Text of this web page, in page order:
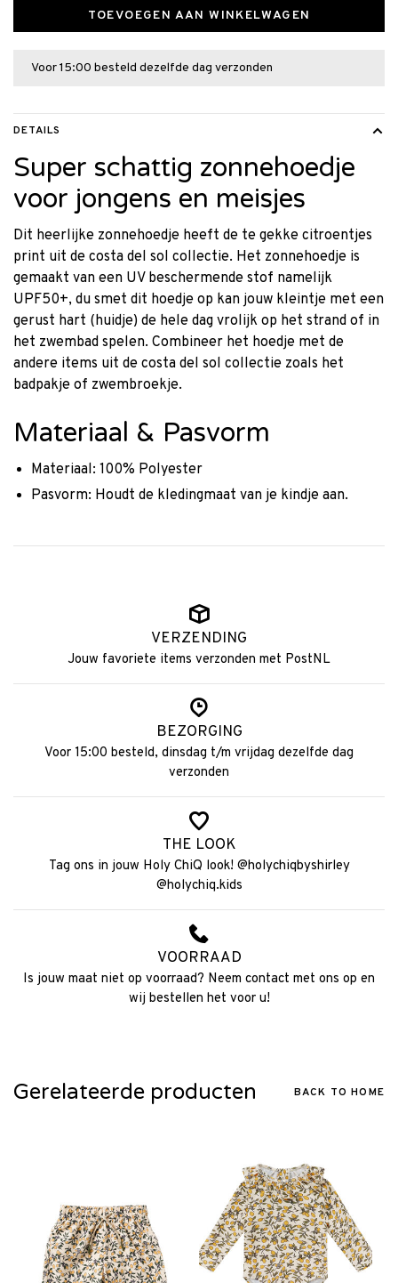
TOEVOEGEN AAN WINKELWAGEN
Voor 15:00 besteld dezelfde dag verzonden
DETAILS
Super schattig zonnehoedje
voor jongens en meisjes
Dit heerlijke zonnehoedje heeft de te gekke citroentjes
print uit de costa del sol collectie. Het zonnehoedje is
gemaakt van een UV beschermende stof namelijk
UPF50+, du smet dit hoedje op kan jouw kleintje met een
gerust hart (huidje) de hele dag vrolijk op het strand of in
het zwembad spelen. Combineer het hoedje met de
andere items uit de costa del sol collectie zoals het
badpakje of zwembroekje.
Materiaal & Pasvorm
Materiaal: 100% Polyester
Pasvorm: Houdt de kledingmaat van je kindje aan.
VERZENDING
Jouw favoriete items verzonden met PostNL
BEZORGING
Voor 15:00 besteld, dinsdag t/m vrijdag dezelfde dag
verzonden
THE LOOK
Tag ons in jouw Holy ChiQ look! @holychiqbyshirley
@holychiq.kids
VOORRAAD
Is jouw maat niet op voorraad? Neem contact met ons op en
wij bestellen het voor u!
Gerelateerde producten BACK TO HOME